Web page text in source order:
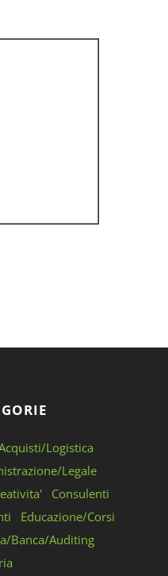
Logistica
Legale
Consulenti
Educazione/Corsi
Banca/Auditing